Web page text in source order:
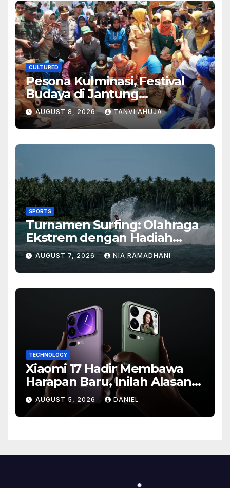
CULTURED
Pesona Kulminasi, Festival
Budaya di Jantung
Kalimantan
AUGUST 8, 2026 TANVI AHUJA
SPORTS
Turnamen Surfing: Olahraga
Ekstrem dengan Hadiah
Besar
AUGUST 7, 2026 NIA RAMADHANI
TECHNOLOGY
Xiaomi 17 Hadir Membawa
Harapan Baru, Inilah Alasan
Banyak Orang Menantikan
Ponsel Flagship Ini
AUGUST 5, 2026 DANIEL